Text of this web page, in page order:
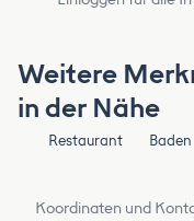
Weitere
in der Nähe
Restaurant Baden
Koordinaten und